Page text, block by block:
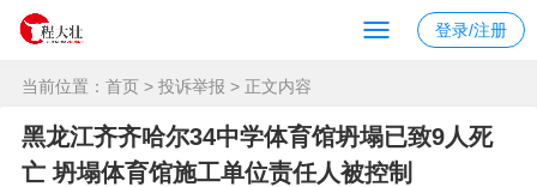
登录/注册
当前位置： 首页 > 投诉举报 > 正文内容
黑龙江齐齐哈尔34中学体育馆坍塌已致9人死
亡 坍塌体育馆施工单位责任人被控制